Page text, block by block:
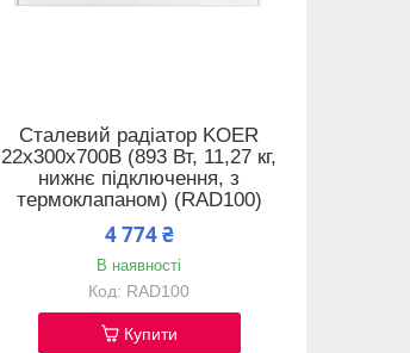
Сталевий радіатор KOER
22x300x700B (893 Вт, 11,27 кг,
нижнє підключення, з
термоклапаном) (RAD100)
4 774 ₴
В наявності
RAD100
Купити